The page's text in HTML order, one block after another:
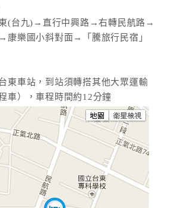
(台九)→直行中興路→右轉民航路→
康樂國小斜對面→「騰旅行民宿」
東車站，到站須轉搭其他大眾運輸
車），車程時間約12分鐘